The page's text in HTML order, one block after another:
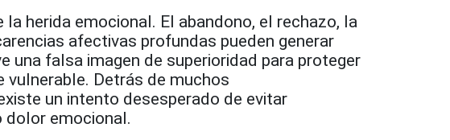
herida emocional. El abandono, el rechazo, la
afectivas profundas pueden generar
una falsa imagen de superioridad para proteger
Detrás de muchos
un intento desesperado de evitar
dolor emocional.